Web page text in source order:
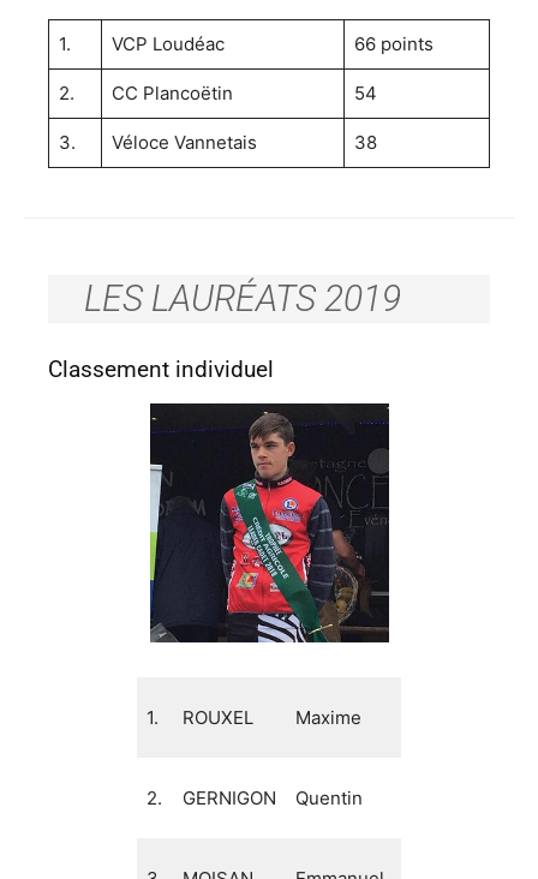
1. VCP Loudéac 66 points
2. CC Plancoëtin 54
3. Véloce Vannetais 38
LES LAURÉATS 2019
Classement individuel
1. ROUXEL Maxime
2. GERNIGON Quentin